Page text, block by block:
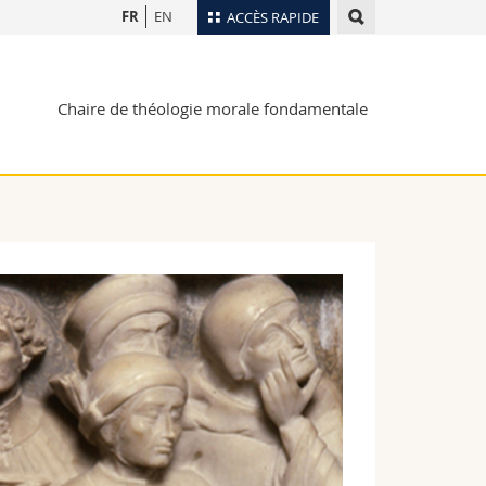
ACCÈS RAPIDE
Plan d'accès
Webmail
FR EN
Chaire de théologie morale fondamentale